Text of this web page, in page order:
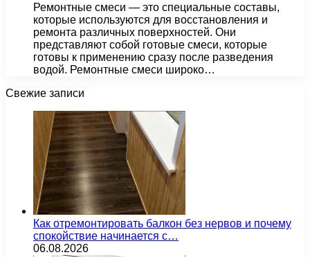
Ремонтные смеси — это специальные составы,
которые используются для восстановления и
ремонта различных поверхностей. Они
представляют собой готовые смеси, которые
готовы к применению сразу после разведения
водой. Ремонтные смеси широко…
Свежие записи
Как отремонтировать балкон без нервов и почему
спокойствие начинается с…
06.08.2026